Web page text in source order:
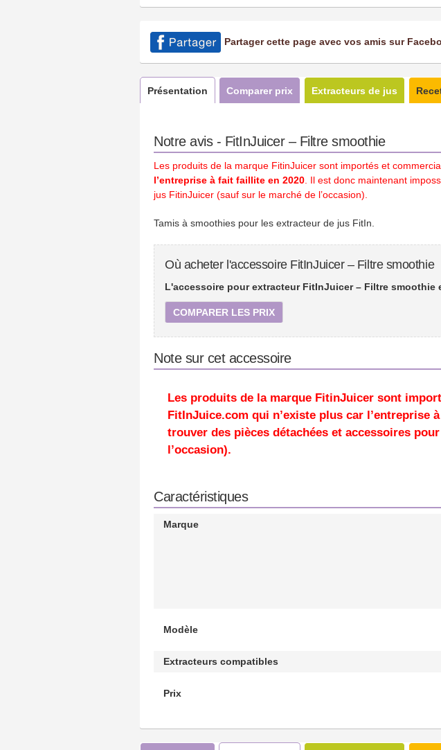
Partager cette page avec vos amis sur
Présentation Comparer prix Extracteurs de jus
Notre avis - FitInJuicer – Filtre smoothie
Les produits de la marque FitinJuicer sont importés et
l’entreprise à fait faillite en 2020 . Il est donc maintenant
jus FitinJuicer (sauf sur le marché de l’occasion).
Tamis à smoothies pour les extracteur de jus FitIn.
Où acheter l'accessoire FitInJuicer – Filtre smoothie
L'accessoire pour extracteur FitInJuicer – Filtre smoothie
COMPARER LES PRIX
Note sur cet accessoire
Les produits de la marque FitinJuicer sont
FitInJuice.com qui n’existe plus car l’entreprise
trouver des pièces détachées et accessoires
l’occasion).
Caractéristiques
Marque
Modèle
Extracteurs compatibles
Prix